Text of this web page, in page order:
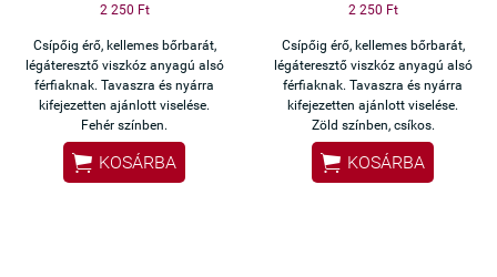
2 250 Ft
Csípőig érő, kellemes bőrbarát,
légáteresztő viszkóz anyagú alsó
férfiaknak. Tavaszra és nyárra
kifejezetten ajánlott viselése.
Fehér színben.
 KOSÁRBA
2 250 Ft
Csípőig érő, kellemes bőrbarát,
légáteresztő viszkóz anyagú alsó
férfiaknak. Tavaszra és nyárra
kifejezetten ajánlott viselése.
Zöld színben, csíkos.
 KOSÁRBA